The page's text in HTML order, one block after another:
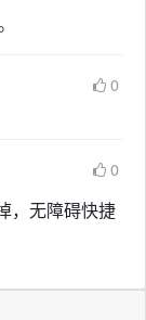
0
0
，无障碍快捷